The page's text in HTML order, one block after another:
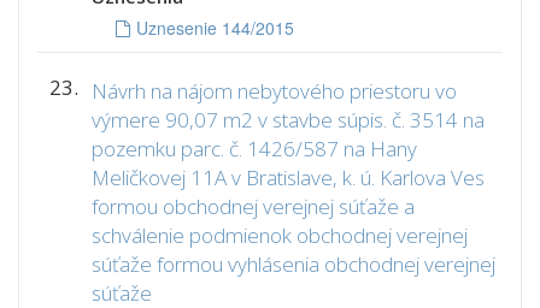
Uznesenie 144/2015
23.
Návrh na nájom nebytového priestoru vo
výmere 90,07 m2 v stavbe súpis. č. 3514 na
pozemku parc. č. 1426/587 na Hany
Meličkovej 11A v Bratislave, k. ú. Karlova Ves
formou obchodnej verejnej súťaže a
schválenie podmienok obchodnej verejnej
súťaže formou vyhlásenia obchodnej verejnej
súťaže